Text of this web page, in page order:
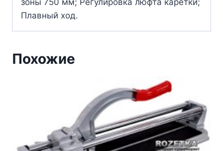
зоны 750 мм; Регулировка люфта каретки;
Плавный ход.
Похожие